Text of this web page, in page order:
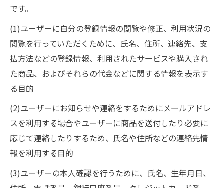
です。
(1)ユーザーに自分の登録情報の閲覧や修正、利用状況の
閲覧を行っていただくために、氏名、住所、連絡先、支
払方法などの登録情報、利用されたサービスや購入され
た商品、およびそれらの代金などに関する情報を表示す
る目的
(2)ユーザーにお知らせや連絡をするためにメールアドレ
スを利用する場合やユーザーに商品を送付したり必要に
応じて連絡したりするため、氏名や住所などの連絡先情
報を利用する目的
(3)ユーザーの本人確認を行うために、氏名、生年月日、